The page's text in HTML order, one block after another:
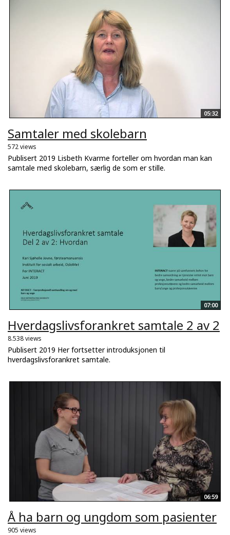
05:32
Samtaler med skolebarn
572 views
Publisert 2019 Lisbeth Kvarme forteller om hvordan man kan
samtale med skolebarn, særlig de som er stille.
07:00
Hverdagslivsforankret samtale 2 av 2
8.538 views
Publisert 2019 Her fortsetter introduksjonen til
hverdagslivsforankret samtale.
06:59
Å ha barn og ungdom som pasienter
905 views